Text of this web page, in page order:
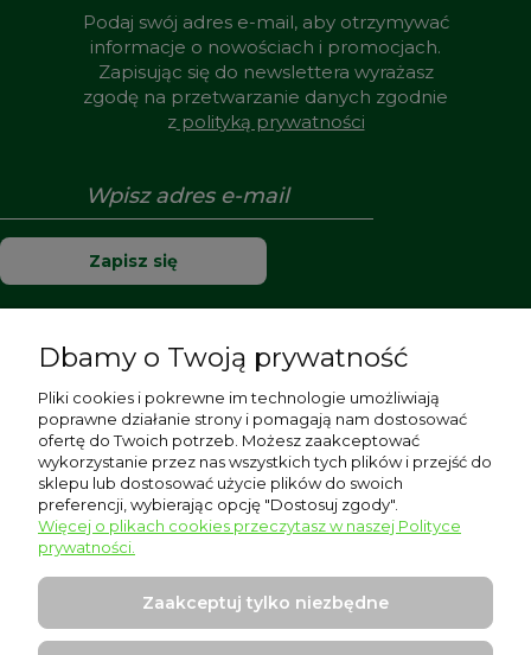
Podaj swój adres e-mail, aby otrzymywać
informacje o nowościach i promocjach.
Zapisując się do newslettera wyrażasz
zgodę na przetwarzanie danych zgodnie
zpolityką prywatności
Zapisz się
Moje konto
Płatności i dostawa
Informacje
Dbamy o Twoją prywatność
Pliki cookies i pokrewne im technologie umożliwiają
poprawne działanie strony i pomagają nam dostosować
ofertę do Twoich potrzeb. Możesz zaakceptować
wykorzystanie przez nas wszystkich tych plików i przejść do
sklepu lub dostosować użycie plików do swoich
preferencji, wybierając opcję "Dostosuj zgody".
Więcej o plikach cookies przeczytasz w naszej Polityce
prywatności.
Zaakceptuj tylko niezbędne